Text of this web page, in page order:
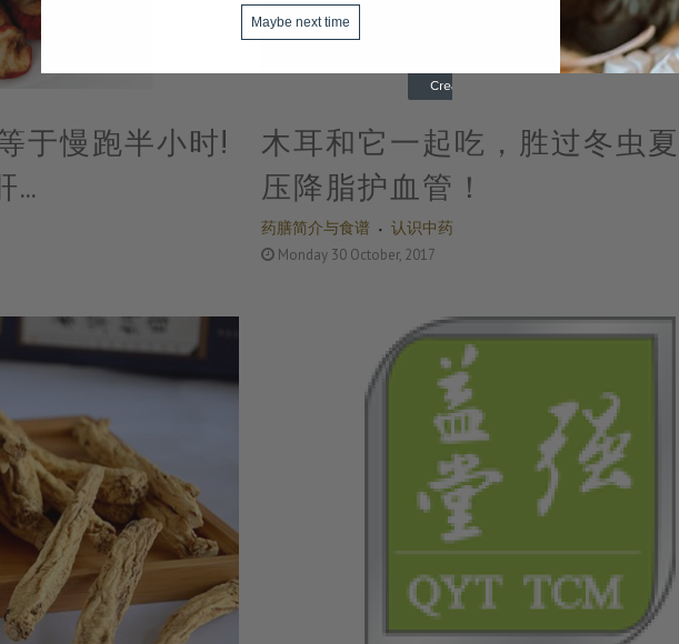
于慢跑半小时!
…
药膳简介与食谱 认识中药
木耳和它一起吃，胜过冬虫
压降脂护血管！
Monday 30 October, 2017
Maybe next time